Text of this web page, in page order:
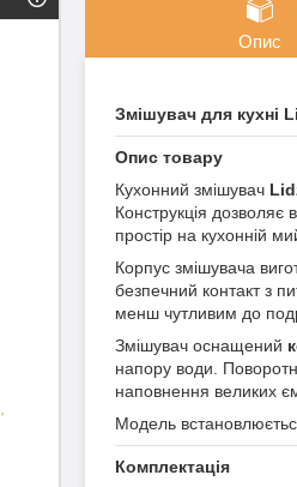
Опис
Змішувач для кухні
Опис товару
Кухонний змішувач
Конструкція дозволяє
простір на кухонній
Корпус змішувача
безпечний контакт з
менш чутливим до
Змішувач оснащений
напору води.
наповнення великих
Модель
Комплектація